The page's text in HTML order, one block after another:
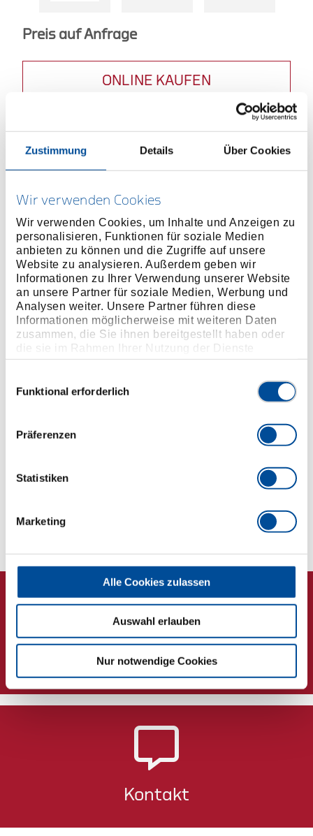
Zustimmung Details Über Cookies
Wir verwenden Cookies
Wir verwenden Cookies, um Inhalte und Anzeigen zu
personalisieren, Funktionen für soziale Medien
anbieten zu können und die Zugriffe auf unsere
Website zu analysieren. Außerdem geben wir
Informationen zu Ihrer Verwendung unserer Website
an unsere Partner für soziale Medien, Werbung und
Analysen weiter. Unsere Partner führen diese
Informationen möglicherweise mit weiteren Daten
zusammen, die Sie ihnen bereitgestellt haben oder
die sie im Rahmen Ihrer Nutzung der Dienste
gesammelt haben. Unsere vollständige
Funktional erforderlich
Präferenzen
Statistiken
Marketing
Alle Cookies zulassen
Auswahl erlauben
Nur notwendige Cookies
Preis auf Anfrage
ONLINE KAUFEN
HÄNDLER FINDEN
Produktlinie EAN4060833016438
Produktbeschreibung
Praktische Auswahl von Werkzeugen für zahlreiche
Installationen an verschiedenen (Elektro-) Anlagen
Sehr robuster Koffer, druck-, staub- und wasserdicht,
auch geeignet für Flugreisen
Die 2 eingebauten Gasdruckfedern halten den
Koffer im geöffneten Zustand und schützen vor
plötzlichem Zuklappen
Erhöhter Stauraum durch Werkzeugtafeln inkl.
Einsteckbeutel für eine verbesserte Übersichtlichkeit
Vorhängeschlössern
Abmessungen und Gewichte
Lieferumfang
Technische Eigenschaften
Newsletter
Kontakt